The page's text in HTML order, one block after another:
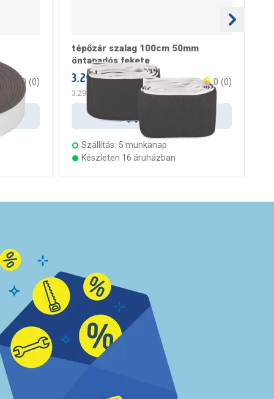
0 (0)
tépőzár szalag 100cm 50mm
öntapadós fekete
3.299 Ft / darab
3.299 Ft
0 (0)
Szállítás: 5 munkanap
Készleten 16 áruházban